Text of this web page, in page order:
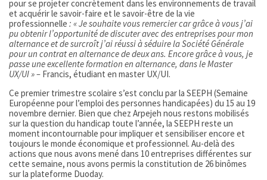
pour se projeter concrètement dans les environnements de travail
et acquérir le savoir-faire et le savoir-être de la vie
professionnelle : « Je souhaite vous remercier car grâce à vous j’ai
pu obtenir l’opportunité de discuter avec des entreprises pour mon
alternance et de surcroît j’ai réussi à séduire la Société Générale
pour un contrat en alternance de deux ans. Encore grâce à vous, je
passe une excellente formation en alternance, dans le Master
UX/UI » – Francis, étudiant en master UX/UI.
Ce premier trimestre scolaire s’est conclu par la SEEPH (Semaine
Européenne pour l’emploi des personnes handicapées) du 15 au 19
novembre dernier. Bien que chez Arpejeh nous restons mobilisés
sur la question du handicap toute l’année, la SEEPH reste un
moment incontournable pour impliquer et sensibiliser encore et
toujours le monde économique et professionnel. Au-delà des
actions que nous avons mené dans 10 entreprises différentes sur
cette semaine, nous avons permis la constitution de 26 binômes
sur la plateforme Duoday.